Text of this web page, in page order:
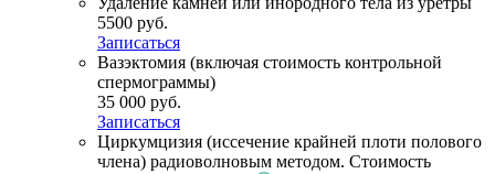
5500 руб.
Записаться
Вазэктомия (включая стоимость контрольной
спермограммы)
35 000 руб.
Записаться
Циркумцизия (иссечение крайней плоти полового
члена) радиоволновым методом. Cтоимость